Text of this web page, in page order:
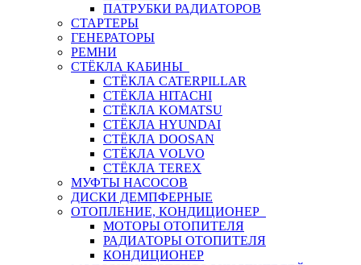
ПАТРУБКИ РАДИАТОРОВ
СТАРТЕРЫ
ГЕНЕРАТОРЫ
РЕМНИ
СТЁКЛА КАБИНЫ
СТЁКЛА CATERPILLAR
СТЁКЛА HITACHI
СТЁКЛА KOMATSU
СТЁКЛА HYUNDAI
СТЁКЛА DOOSAN
СТЁКЛА VOLVO
СТЁКЛА TEREX
МУФТЫ НАСОСОВ
ДИСКИ ДЕМПФЕРНЫЕ
ОТОПЛЕНИЕ, КОНДИЦИОНЕР
МОТОРЫ ОТОПИТЕЛЯ
РАДИАТОРЫ ОТОПИТЕЛЯ
КОНДИЦИОНЕР